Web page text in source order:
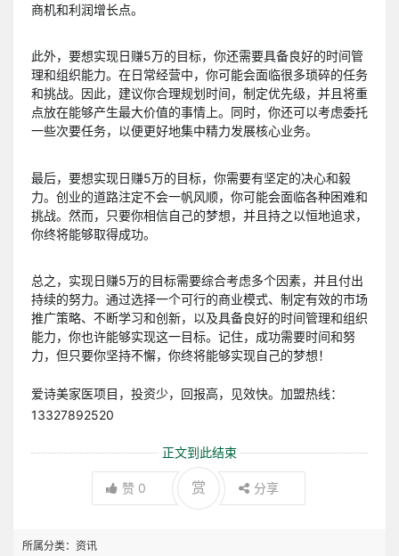
商机和利润增长点。
此外，要想实现日赚5万的目标，你还需要具备良好的时间管
理和组织能力。在日常经营中，你可能会面临很多琐碎的任务
和挑战。因此，建议你合理规划时间，制定优先级，并且将重
点放在能够产生最大价值的事情上。同时，你还可以考虑委托
一些次要任务，以便更好地集中精力发展核心业务。
最后，要想实现日赚5万的目标，你需要有坚定的决心和毅
力。创业的道路注定不会一帆风顺，你可能会面临各种困难和
挑战。然而，只要你相信自己的梦想，并且持之以恒地追求，
你终将能够取得成功。
总之，实现日赚5万的目标需要综合考虑多个因素，并且付出
持续的努力。通过选择一个可行的商业模式、制定有效的市场
推广策略、不断学习和创新，以及具备良好的时间管理和组织
能力，你也许能够实现这一目标。记住，成功需要时间和努
力，但只要你坚持不懈，你终将能够实现自己的梦想！
爱诗美家医项目，投资少，回报高，见效快。加盟热线：
13327892520
正文到此结束
赞 0 赏 分享
所属分类： 资讯